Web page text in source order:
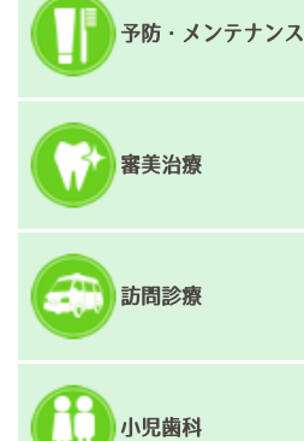
予防・メンテナンス
審美治療
訪問診療
小児歯科